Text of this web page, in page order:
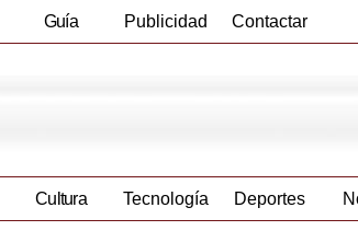
Guía Publicidad Contactar
Cultura Tecnología Deportes